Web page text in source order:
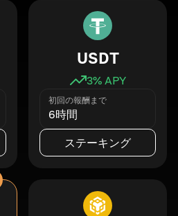
USDT
3% APY
初回の報酬まで
6時間
ステーキング